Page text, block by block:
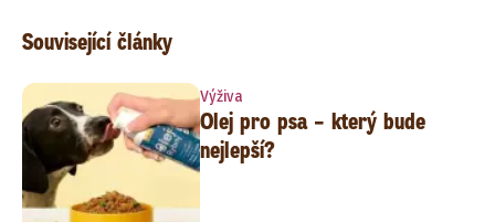
Související články
Výživa
Olej pro psa – který bude
nejlepší?